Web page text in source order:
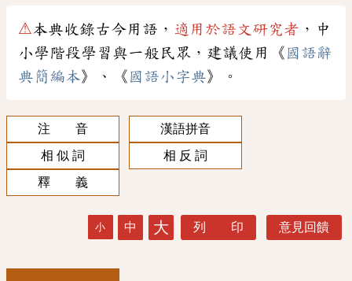
⚠本典收錄古今用語， 適用於語文研究者 ，中
小學階段學習與一般民眾，建議使用《 國語辭
典簡編本》、《 國語小字典》。
注 音
漢語拼音
相 似 詞
相 反 詞
釋 義
小 中 大 列 印 意見回饋